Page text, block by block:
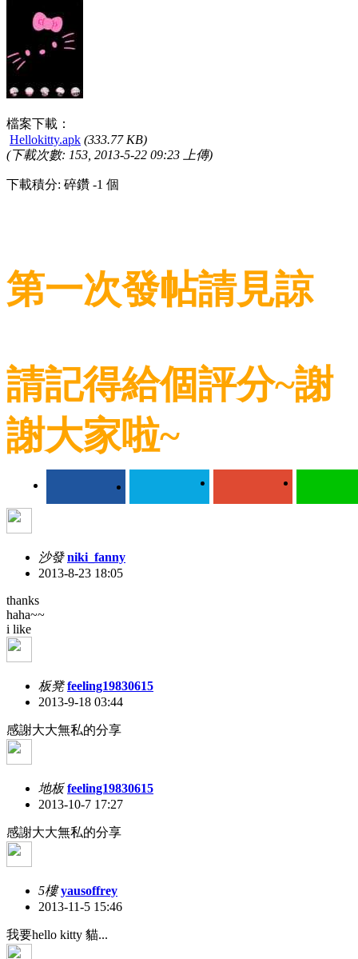
檔案下載：
Hellokitty.apk (333.77 KB)
(下載次數: 153, 2013-5-22 09:23 上傳)
下載積分: 碎鑽 -1 個
第一次發帖請見諒
請記得給個評分~謝
謝大家啦~
沙發 niki_fanny
2013-8-23 18:05
thanks
haha~~
i like
板凳 feeling19830615
2013-9-18 03:44
感謝大大無私的分享
地板 feeling19830615
2013-10-7 17:27
感謝大大無私的分享
5樓 yausoffrey
2013-11-5 15:46
我要hello kitty 貓...